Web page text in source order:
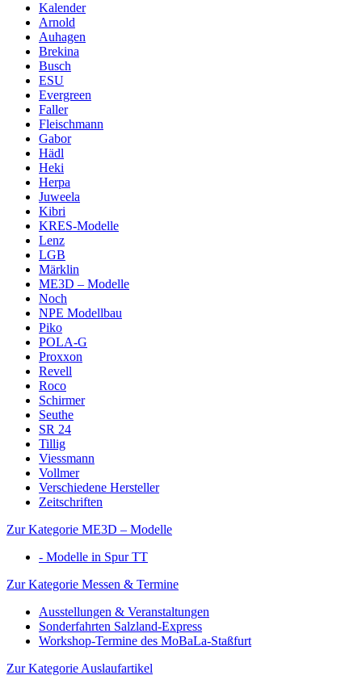
Kalender
Arnold
Auhagen
Brekina
Busch
ESU
Evergreen
Faller
Fleischmann
Gabor
Hädl
Heki
Herpa
Juweela
Kibri
KRES-Modelle
Lenz
LGB
Märklin
ME3D – Modelle
Noch
NPE Modellbau
Piko
POLA-G
Proxxon
Revell
Roco
Schirmer
Seuthe
SR 24
Tillig
Viessmann
Vollmer
Verschiedene Hersteller
Zeitschriften
Zur Kategorie ME3D – Modelle
- Modelle in Spur TT
Zur Kategorie Messen & Termine
Ausstellungen & Veranstaltungen
Sonderfahrten Salzland-Express
Workshop-Termine des MoBaLa-Staßfurt
Zur Kategorie Auslaufartikel